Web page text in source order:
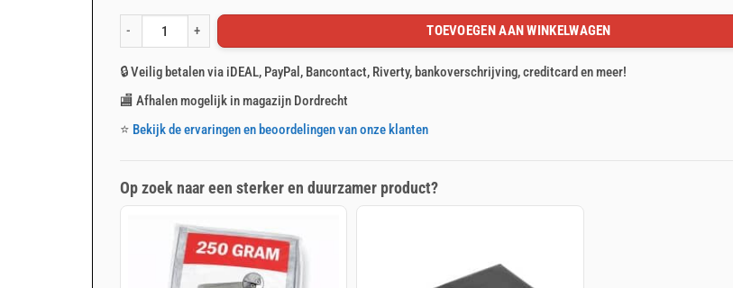
Grijs afdekzeil 2x3m 150gr/m² aantal TOEVOEGEN AAN WINKELWAGEN
🔒 Veilig betalen via iDEAL, PayPal, Bancontact, Riverty, bankoverschrijving, creditcard en meer!
🏬 Afhalen mogelijk in magazijn Dordrecht
⭐ Bekijk de ervaringen en beoordelingen van onze klanten
Op zoek naar een sterker en duurzamer product?